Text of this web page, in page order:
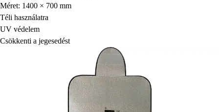
Méret: 1400 × 700 mm
Téli használatra
UV védelem
Csökkenti a jegesedést